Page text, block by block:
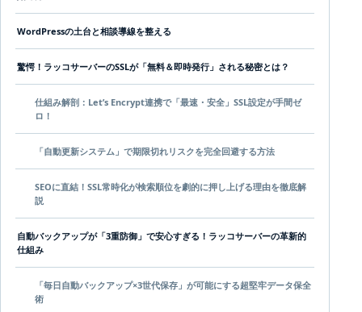
WordPressの土台と相談導線を整える
驚愕！ラッコサーバーのSSLが「無料＆即時発行」される秘密とは？
仕組み解剖：Let’s Encrypt連携で「最速・安全」SSL設定が手間ゼ
ロ！
「自動更新システム」で期限切れリスクを完全回避する方法
SEOに直結！SSL常時化が検索順位を劇的に押し上げる理由を徹底解
説
自動バックアップが「3重防御」で安心すぎる！ラッコサーバーの革新的
仕組み
「毎日自動バックアップ×3世代保存」が可能にする超堅牢データ保全
術